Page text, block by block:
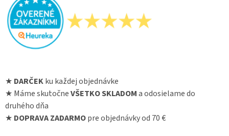
★ DARČEKku každej objednávke
★ Máme skutočneVŠETKO SKLADOMa odosielame do
druhého dňa
★ DOPRAVA ZADARMOpre objednávky od 70 €